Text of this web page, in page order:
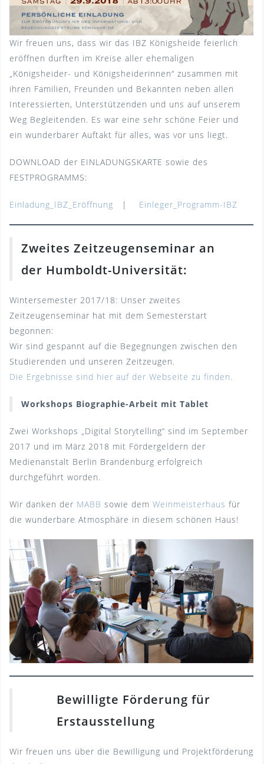
Wir freuen uns, dass wir das IBZ Königsheide feierlich
eröffnen durften im Kreise aller ehemaligen
„Königsheider- und Königsheiderinnen“ zusammen mit
ihren Familien, Freunden und Bekannten neben allen
Interessierten, Unterstützenden und uns auf unserem
Weg Begleitenden. Es war eine sehr schöne Feier und
ein wunderbarer Auftakt für alles, was vor uns liegt.
DOWNLOAD der EINLADUNGSKARTE sowie des
FESTPROGRAMMS:
Einladung_IBZ_Eröffnung | Einleger_Programm-IBZ
Zweites Zeitzeugenseminar an
der Humboldt-Universität:
Wintersemester 2017/18: Unser zweites
Zeitzeugenseminar hat mit dem Semesterstart
begonnen:
Wir sind gespannt auf die Begegnungen zwischen den
Studierenden und unseren Zeitzeugen.
Die Ergebnisse sind hier auf der Webseite zu finden.
Workshops Biographie-Arbeit mit Tablet
Zwei Workshops „Digital Storytelling“ sind im September
2017 und im März 2018 mit Fördergeldern der
Medienanstalt Berlin Brandenburg erfolgreich
durchgeführt worden.
Wir danken der MABB sowie dem Weinmeisterhaus für
die wunderbare Atmosphäre in diesem schönen Haus!
Bewilligte Förderung für
Erstausstellung
Wir freuen uns über die Bewilligung und Projektförderung